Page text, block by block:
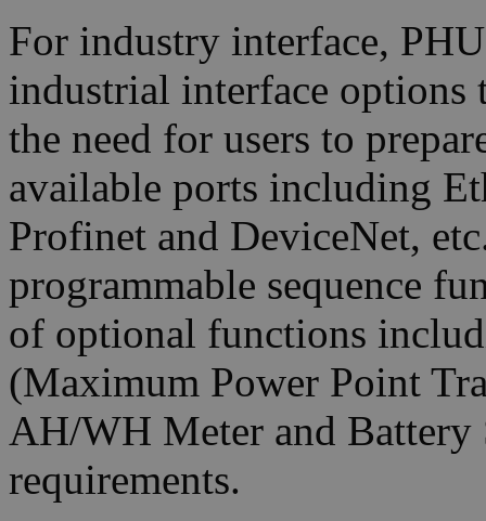
For industry interface,
industrial interface options
the need for users to
available ports including
Profinet and DeviceNet,
programmable sequence
of optional functions
(Maximum Power Point
AH/WH Meter and Battery
requirements.